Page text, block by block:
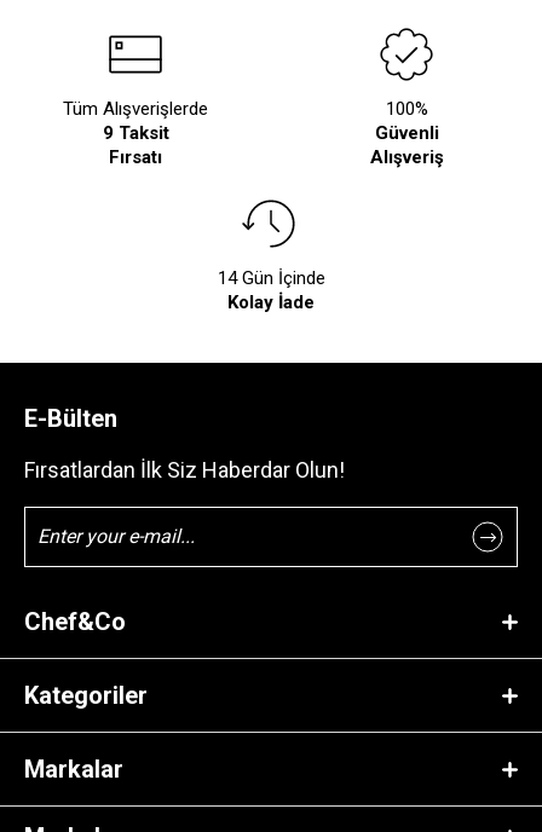
Tüm Alışverişlerde
9 Taksit
Fırsatı
100%
Güvenli
Alışveriş
14 Gün İçinde
Kolay İade
E-Bülten
Fırsatlardan İlk Siz Haberdar Olun!
Chef&Co
Kategoriler
Markalar